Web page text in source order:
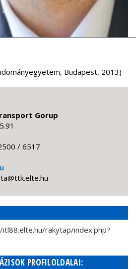
Budapest, 2013)
Gorup
/ 6517
rakytap/index.php?
PROFILOLDALAI: